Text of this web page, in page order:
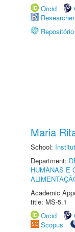
Orcid
Maria
School:
Department:
HUMANAS E
Academic
title: MS-5.1
Orcid
Scopus